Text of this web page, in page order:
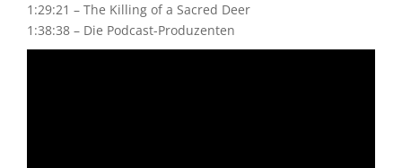
1:29:21 – The Killing of a Sacred Deer
1:38:38 – Die Podcast-Produzenten